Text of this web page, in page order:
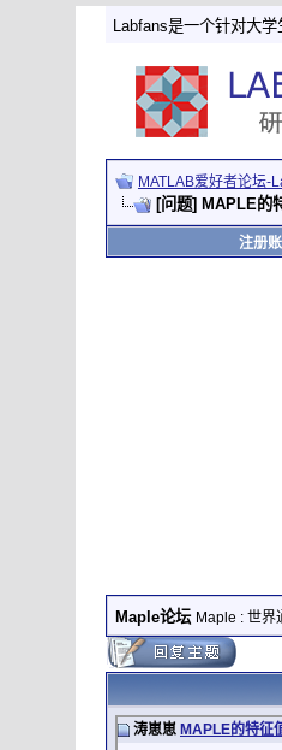
Labfans是一个针对大
MATLAB爱好者论坛-
[问题] MAPLE的
注册
Maple论坛 Maple : 世界
涛崽崽 MAPLE的特征